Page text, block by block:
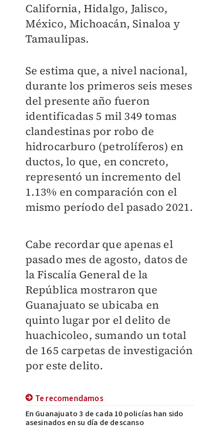
California, Hidalgo, Jalisco,
México, Michoacán, Sinaloa y
Tamaulipas.
Se estima que, a nivel nacional,
durante los primeros seis meses
del presente año fueron
identificadas 5 mil 349 tomas
clandestinas por robo de
hidrocarburo (petrolíferos) en
ductos, lo que, en concreto,
representó un incremento del
1.13% en comparación con el
mismo período del pasado 2021.
Cabe recordar que apenas el
pasado mes de agosto, datos de
la Fiscalía General de la
República mostraron que
Guanajuato se ubicaba en
quinto lugar por el delito de
huachicoleo, sumando un total
de 165 carpetas de investigación
por este delito.
Te recomendamos
En Guanajuato 3 de cada 10 policías han sido
asesinados en su día de descanso